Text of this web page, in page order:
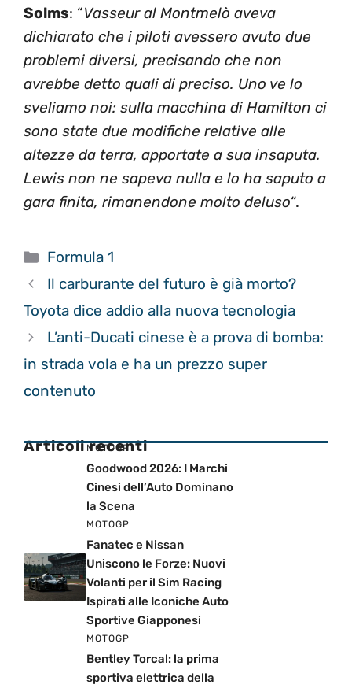
Solms: “Vasseur al Montmelò aveva
dichiarato che i piloti avessero avuto due
problemi diversi, precisando che non
avrebbe detto quali di preciso. Uno ve lo
sveliamo noi: sulla macchina di Hamilton ci
sono state due modifiche relative alle
altezze da terra, apportate a sua insaputa.
Lewis non ne sapeva nulla e lo ha saputo a
gara finita, rimanendone molto deluso“.
Categorie
Formula 1
Il carburante del futuro è già morto?
Toyota dice addio alla nuova tecnologia
L’anti-Ducati cinese è a prova di bomba:
in strada vola e ha un prezzo super
contenuto
Articoli recenti
MOTOGP
Goodwood 2026: I Marchi
Cinesi dell’Auto Dominano
la Scena
MOTOGP
Fanatec e Nissan
Uniscono le Forze: Nuovi
Volanti per il Sim Racing
Ispirati alle Iconiche Auto
Sportive Giapponesi
MOTOGP
Bentley Torcal: la prima
sportiva elettrica della